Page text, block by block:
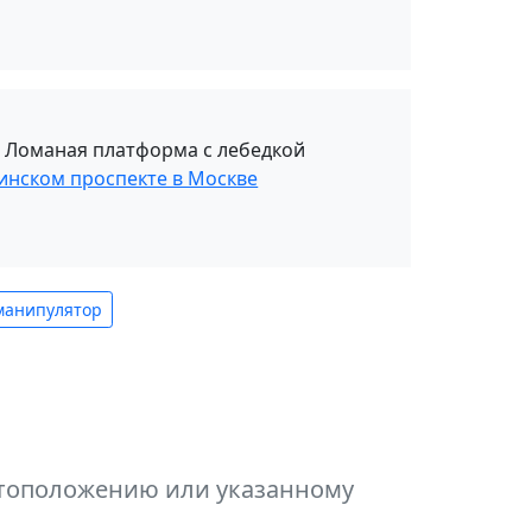
Ломаная платформа с лебедкой
проспекте в Москве
или указанному